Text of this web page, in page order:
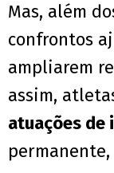
Mas, além
confrontos
ampliarem
assim,
atuações de
permanente,